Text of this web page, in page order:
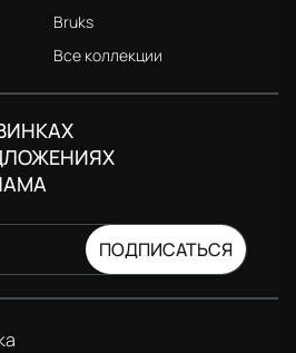
Bruks
Все коллекции
ПОДПИСАТЬСЯ